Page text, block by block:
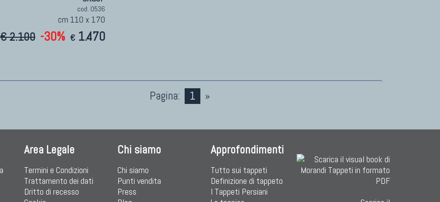
cod. 0536
cm 110 x 170
€ 2.100 -30% € 1.470
Pagina: 1 »
Area Legale
Termini e Condizioni
Trattamento dei dati
Dritto di recesso
Chi siamo
Chi siamo
Punti vendita
Press
Approfondimenti
Tutto sui tappeti
Definizione di tappeto
I Tappeti Persiani